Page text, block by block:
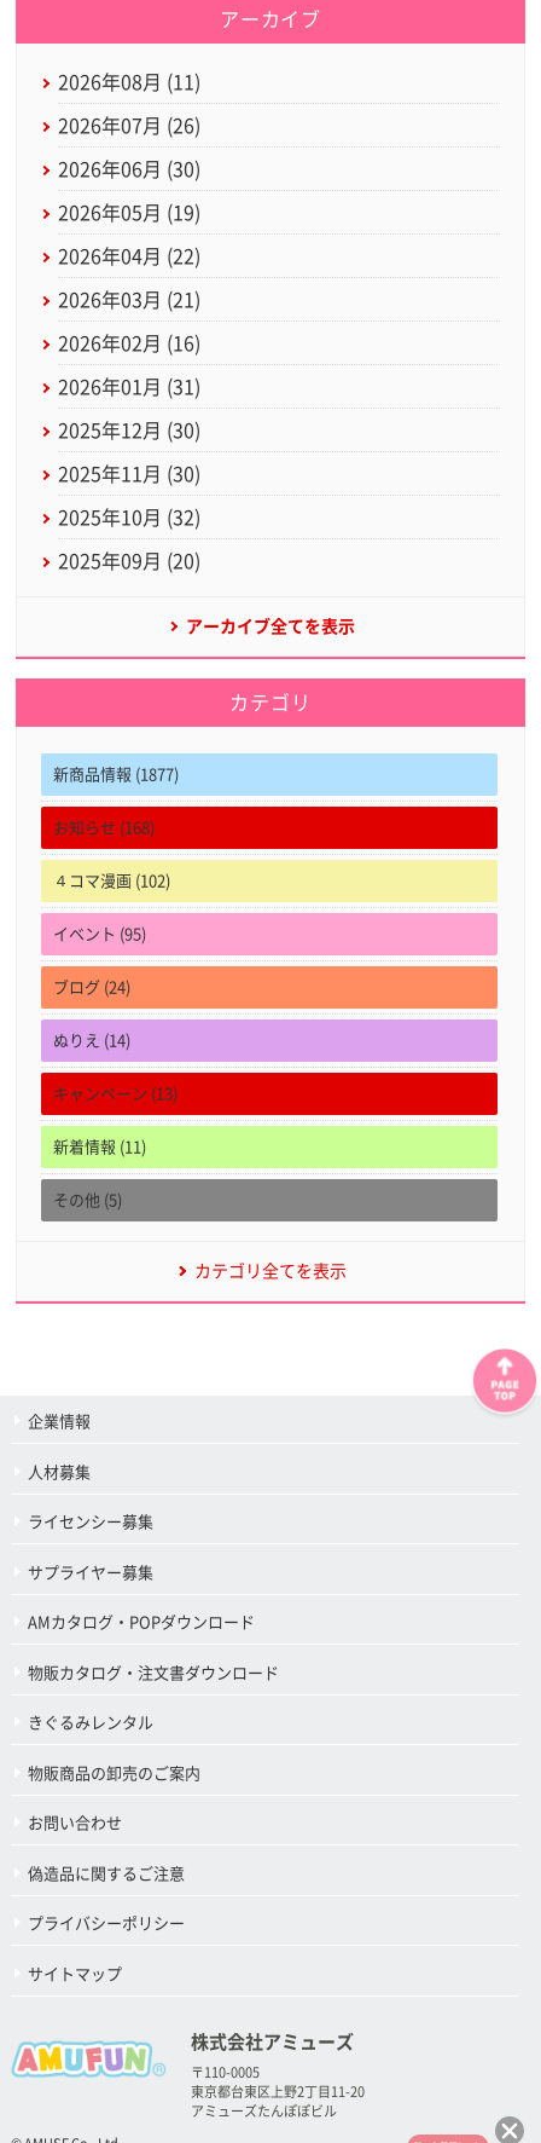
アーカイブ
2026年08月 (11)
2026年07月 (26)
2026年06月 (30)
2026年05月 (19)
2026年04月 (22)
2026年03月 (21)
2026年02月 (16)
2026年01月 (31)
2025年12月 (30)
2025年11月 (30)
2025年10月 (32)
2025年09月 (20)
アーカイブ全てを表示
カテゴリ
新商品情報 (1877)
お知らせ (168)
４コマ漫画 (102)
イベント (95)
ブログ (24)
ぬりえ (14)
キャンペーン (13)
新着情報 (11)
その他 (5)
カテゴリ全てを表示
企業情報
人材募集
ライセンシー募集
サプライヤー募集
AMカタログ・POPダウンロード
物販カタログ・注文書ダウンロード
きぐるみレンタル
物販商品の卸売のご案内
お問い合わせ
偽造品に関するご注意
プライバシーポリシー
サイトマップ
株式会社アミューズ
〒110-0005
東京都台東区上野2丁目11-20
アミューズたんぽぽビル